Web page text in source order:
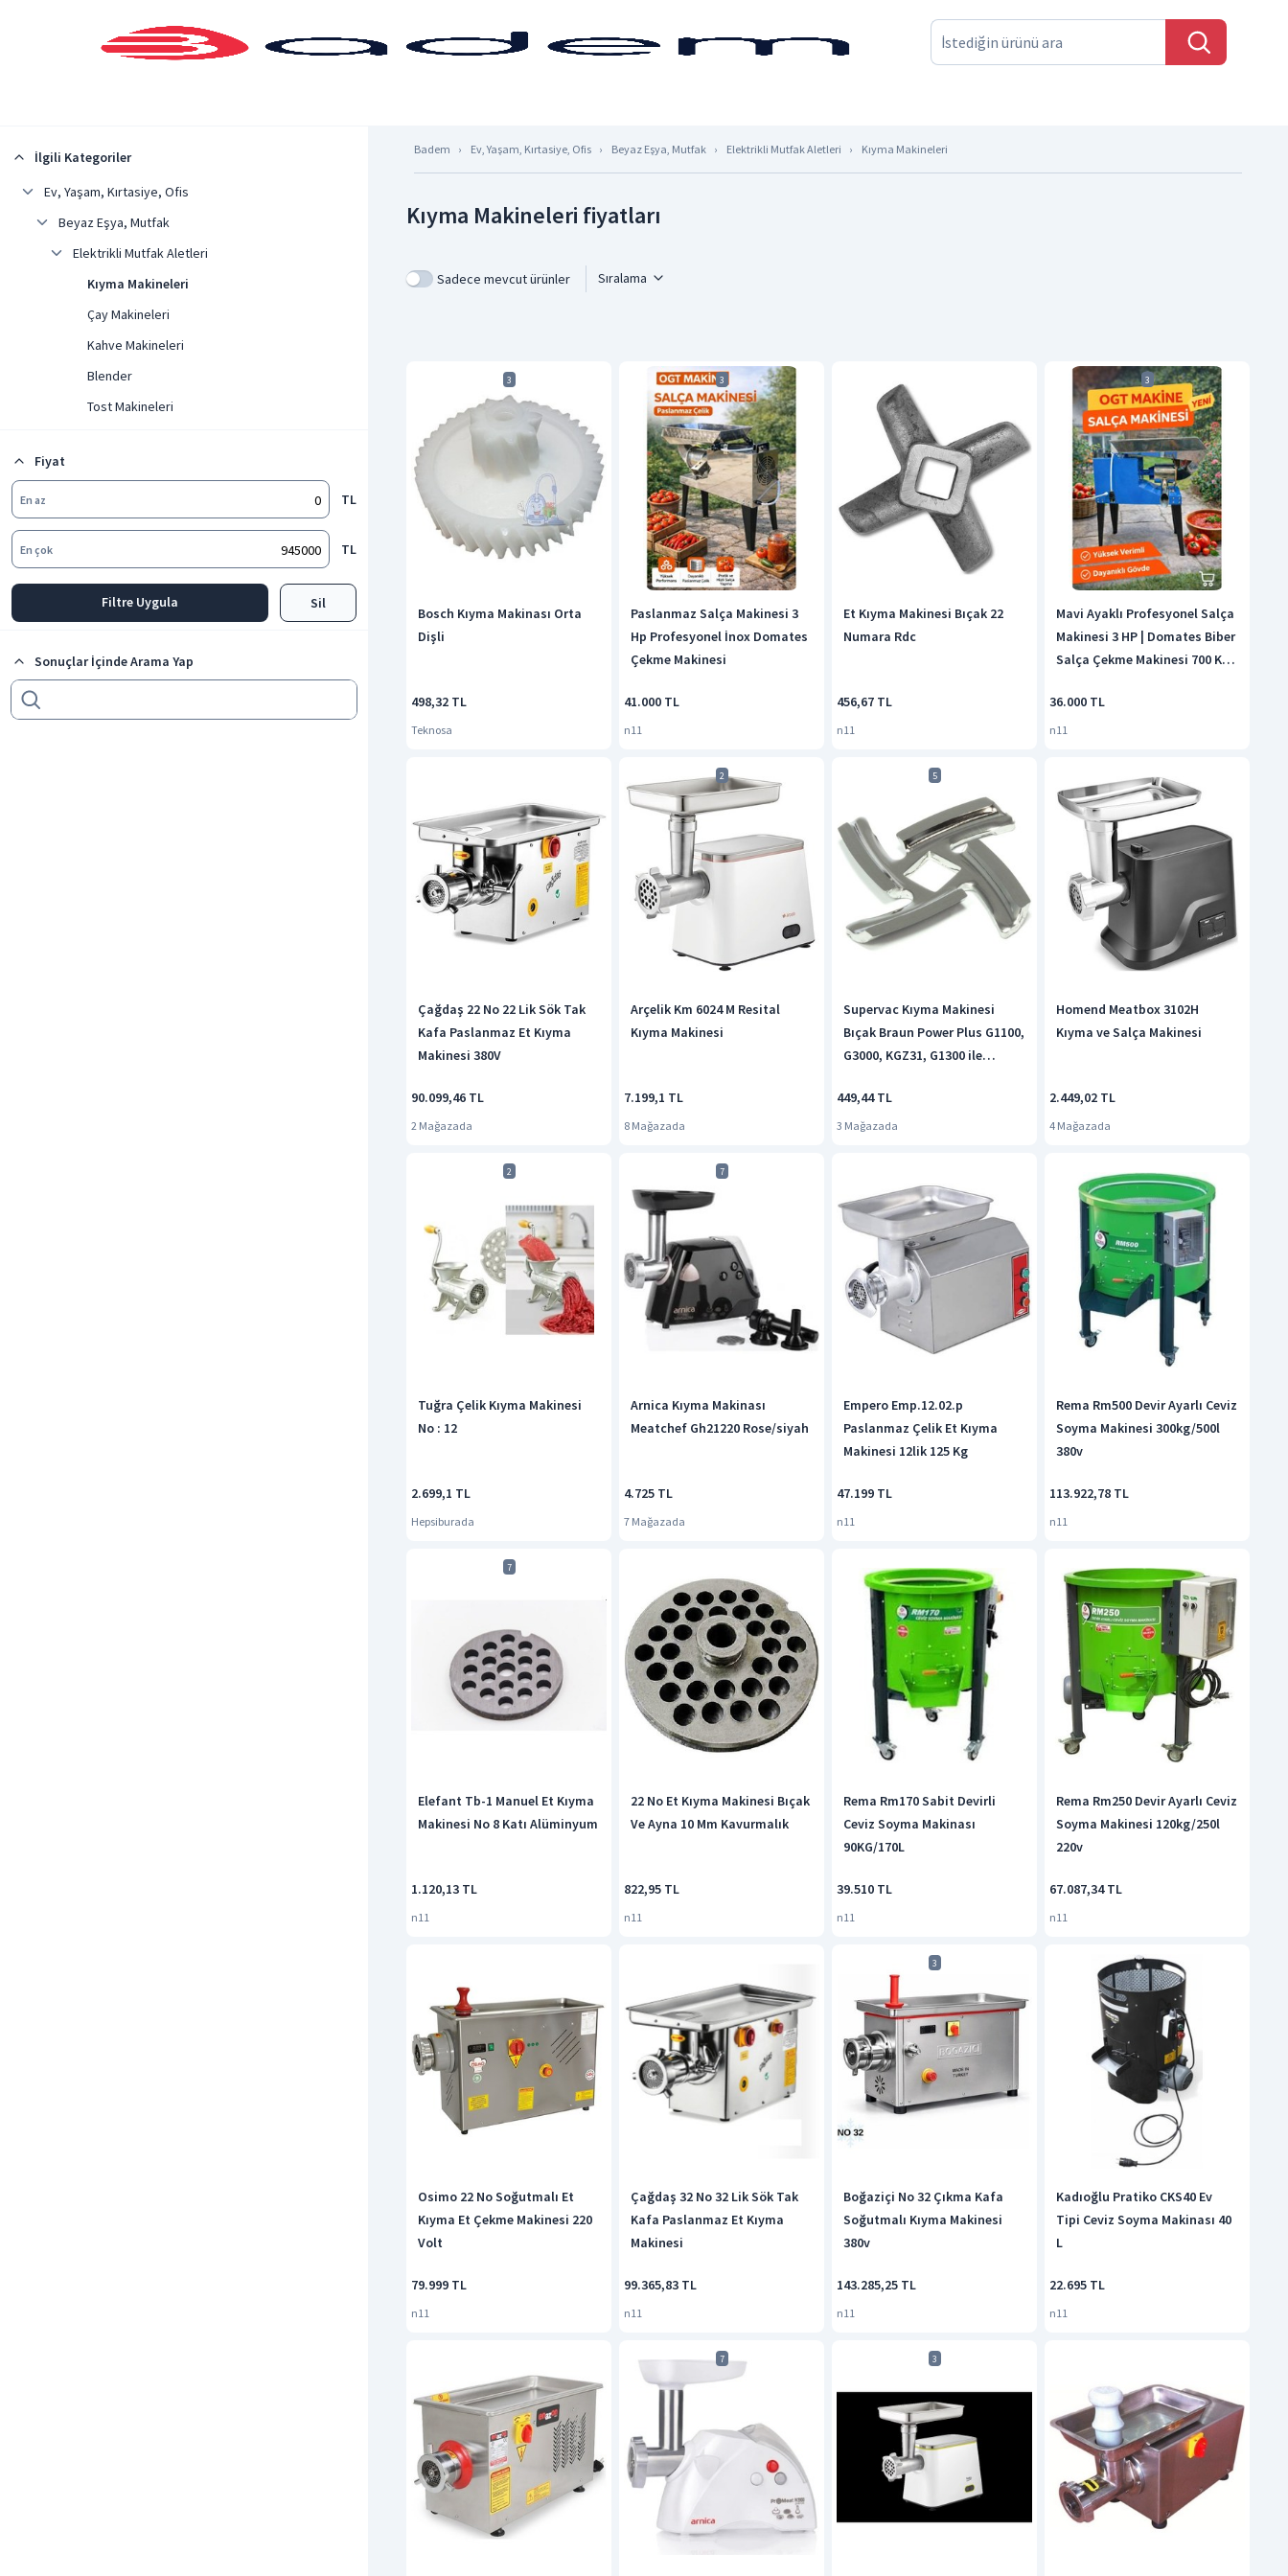
İlgili Kategoriler
Ev, Yaşam, Kırtasiye, Ofis
Beyaz Eşya, Mutfak
Elektrikli Mutfak Aletleri
Kıyma Makineleri
Çay Makineleri
Kahve Makineleri
Blender
Tost Makineleri
Fiyat
En az TL
En çok TL
Filtre Uygula Sil
Sonuçlar İçinde Arama Yap
Badem Ev, Yaşam, Kırtasiye, Ofis Beyaz Eşya, Mutfak Elektrikli Mutfak Aletleri Kıyma Makineleri
Kıyma Makineleri fiyatları
Sadece mevcut ürünler Sıralama
3
Bosch Kıyma Makinası Orta
Dişli
498,32 TL
Teknosa
3
Paslanmaz Salça Makinesi 3
Hp Profesyonel İnox Domates
Çekme Makinesi
41.000 TL
n11
Et Kıyma Makinesi Bıçak 22
Numara Rdc
456,67 TL
n11
3
Mavi Ayaklı Profesyonel Salça
Makinesi 3 HP | Domates Biber
Salça Çekme Makinesi 700 Kg
36.000 TL
n11
Çağdaş 22 No 22 Lik Sök Tak
Kafa Paslanmaz Et Kıyma
Makinesi 380V
90.099,46 TL
2 Mağazada
2
Arçelik Km 6024 M Resital
Kıyma Makinesi
7.199,1 TL
8 Mağazada
5
Supervac Kıyma Makinesi
Bıçak Braun Power Plus G1100,
G3000, KGZ31, G1300 ile
449,44 TL
3 Mağazada
Homend Meatbox 3102H
Kıyma ve Salça Makinesi
2.449,02 TL
4 Mağazada
2
Tuğra Çelik Kıyma Makinesi
No : 12
2.699,1 TL
Hepsiburada
7
Arnica Kıyma Makinası
Meatchef Gh21220 Rose/siyah
4.725 TL
7 Mağazada
Empero Emp.12.02.p
Paslanmaz Çelik Et Kıyma
Makinesi 12lik 125 Kg
47.199 TL
n11
Rema Rm500 Devir Ayarlı Ceviz
Soyma Makinesi 300kg/500l
380v
113.922,78 TL
n11
7
Elefant Tb-1 Manuel Et Kıyma
Makinesi No 8 Katı Alüminyum
1.120,13 TL
n11
22 No Et Kıyma Makinesi Bıçak
Ve Ayna 10 Mm Kavurmalık
822,95 TL
n11
Rema Rm170 Sabit Devirli
Ceviz Soyma Makinası
90KG/170L
39.510 TL
n11
Rema Rm250 Devir Ayarlı Ceviz
Soyma Makinesi 120kg/250l
220v
67.087,34 TL
n11
Osimo 22 No Soğutmalı Et
Kıyma Et Çekme Makinesi 220
Volt
79.999 TL
n11
Çağdaş 32 No 32 Lik Sök Tak
Kafa Paslanmaz Et Kıyma
Makinesi
99.365,83 TL
n11
3
Boğaziçi No 32 Çıkma Kafa
Soğutmalı Kıyma Makinesi
380v
143.285,25 TL
n11
Kadıoğlu Pratiko CKS40 Ev
Tipi Ceviz Soyma Makinası 40
L
22.695 TL
n11
7 3